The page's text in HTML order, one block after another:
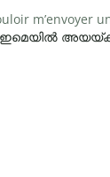
m’envoyer
ഇമെയിൽ